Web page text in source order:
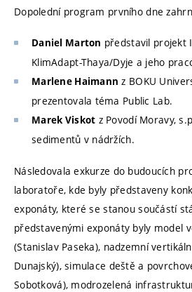
Dopolední program prvního dne
Daniel Marton představil projekt
KlimAdapt-Thaya/Dyje a jeho
Marlene Haimann z BOKU
prezentovala téma Public Lab.
Marek Viskot z Povodí Moravy,
sedimentů v nádržích.
Následovala exkurze do budoucích
laboratoře, kde byly představeny
exponáty, které se stanou součástí
představenými exponáty byly model
(Stanislav Paseka), nadzemní
Dunajský), simulace deště a
Sobotková), modrozelená